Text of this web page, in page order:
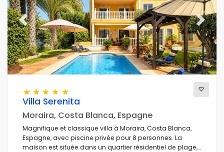
Previous Next
Villa Serenita
Moraira, Costa Blanca, Espagne
Magnifique et classique villa à Moraira, Costa Blanca,
Espagne, avec piscine privée pour 8 personnes. La
maison est située dans un quartier résidentiel de plage,